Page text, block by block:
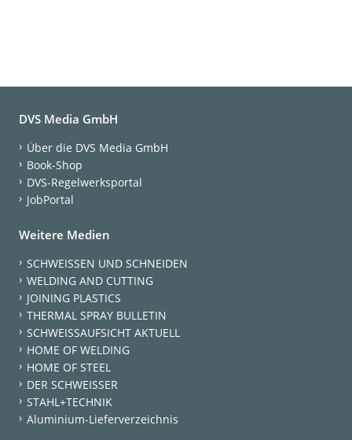
DVS Media GmbH
Über die DVS Media GmbH
Book-Shop
DVS-Regelwerksportal
JobPortal
Weitere Medien
SCHWEISSEN UND SCHNEIDEN
WELDING AND CUTTING
JOINING PLASTICS
THERMAL SPRAY BULLETIN
SCHWEISSAUFSICHT AKTUELL
HOME OF WELDING
HOME OF STEEL
DER SCHWEISSER
STAHL+TECHNIK
Aluminium-Lieferverzeichnis